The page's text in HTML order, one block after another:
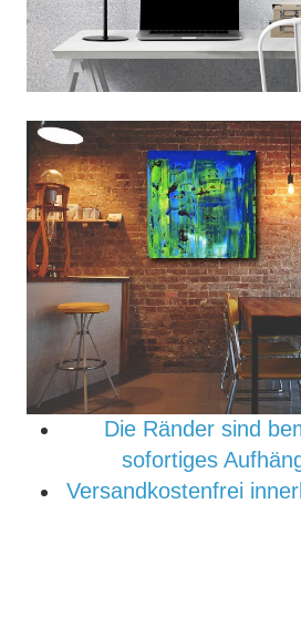
Die Ränder sind
sofortiges
Versandkostenfrei